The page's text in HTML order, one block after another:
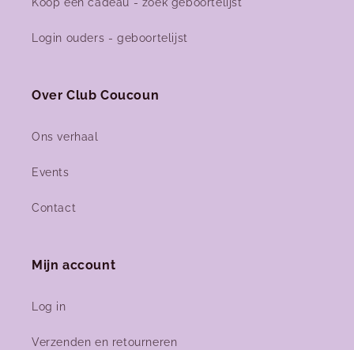
Koop een cadeau - zoek geboortelijst
Login ouders - geboortelijst
Over Club Coucoun
Ons verhaal
Events
Contact
Mijn account
Log in
Verzenden en retourneren